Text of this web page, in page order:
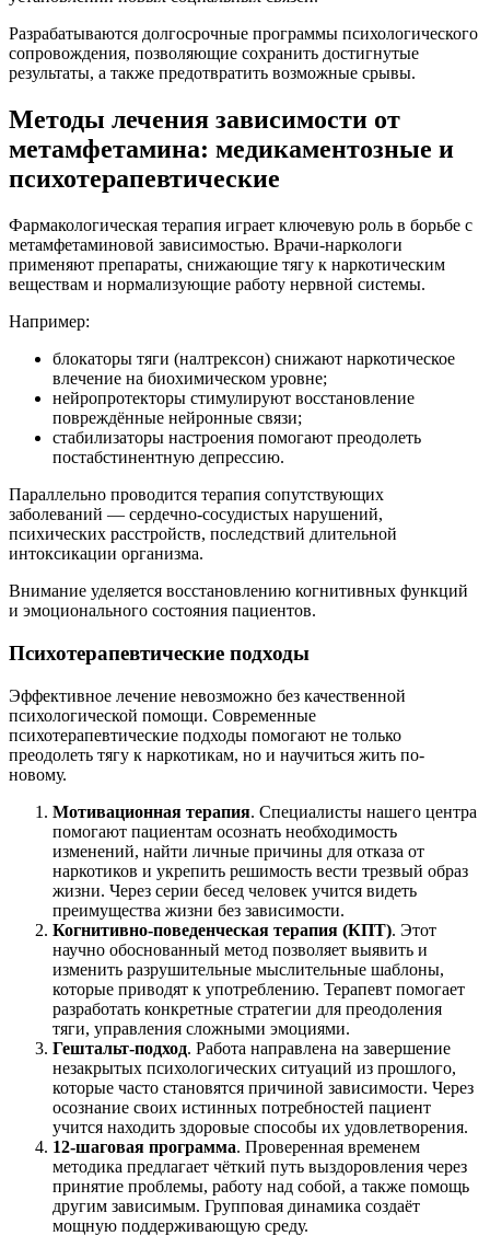
Разрабатываются долгосрочные программы психологического
сопровождения, позволяющие сохранить достигнутые
результаты, а также предотвратить возможные срывы.
Методы лечения зависимости от
метамфетамина: медикаментозные и
психотерапевтические
Фармакологическая терапия играет ключевую роль в борьбе с
метамфетаминовой зависимостью. Врачи-наркологи
применяют препараты, снижающие тягу к наркотическим
веществам и нормализующие работу нервной системы.
Например:
блокаторы тяги (налтрексон) снижают наркотическое
влечение на биохимическом уровне;
нейропротекторы стимулируют восстановление
повреждённые нейронные связи;
стабилизаторы настроения помогают преодолеть
постабстинентную депрессию.
Параллельно проводится терапия сопутствующих
заболеваний — сердечно-сосудистых нарушений,
психических расстройств, последствий длительной
интоксикации организма.
Внимание уделяется восстановлению когнитивных функций
и эмоционального состояния пациентов.
Психотерапевтические подходы
Эффективное лечение невозможно без качественной
психологической помощи. Современные
психотерапевтические подходы помогают не только
преодолеть тягу к наркотикам, но и научиться жить по-
новому.
Мотивационная терапия. Специалисты нашего центра
помогают пациентам осознать необходимость
изменений, найти личные причины для отказа от
наркотиков и укрепить решимость вести трезвый образ
жизни. Через серии бесед человек учится видеть
преимущества жизни без зависимости.
Когнитивно-поведенческая терапия (КПТ). Этот
научно обоснованный метод позволяет выявить и
изменить разрушительные мыслительные шаблоны,
которые приводят к употреблению. Терапевт помогает
разработать конкретные стратегии для преодоления
тяги, управления сложными эмоциями.
Гештальт-подход. Работа направлена на завершение
незакрытых психологических ситуаций из прошлого,
которые часто становятся причиной зависимости. Через
осознание своих истинных потребностей пациент
учится находить здоровые способы их удовлетворения.
12-шаговая программа. Проверенная временем
методика предлагает чёткий путь выздоровления через
принятие проблемы, работу над собой, а также помощь
другим зависимым. Групповая динамика создаёт
мощную поддерживающую среду.